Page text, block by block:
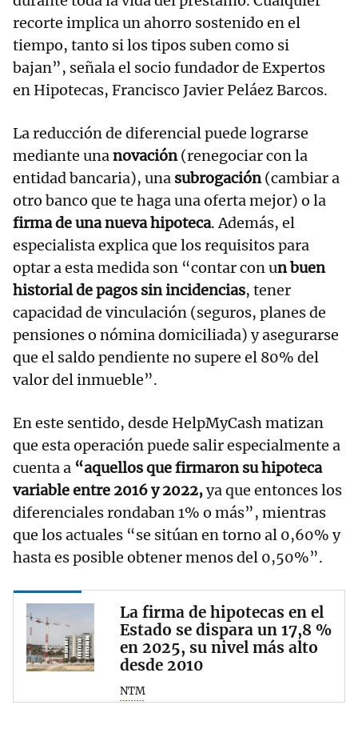
recorte implica un ahorro sostenido en el
tiempo, tanto si los tipos suben como si
bajan”, señala el socio fundador de Expertos
en Hipotecas, Francisco Javier Peláez Barcos.
La reducción de diferencial puede lograrse
mediante unanovación(renegociar con la
entidad bancaria), una subrogación(cambiar a
otro banco que te haga una oferta mejor) o la
firma de una nueva hipoteca. Además, el
especialista explica que los requisitos para
optar a esta medida son “contar con un buen
historial de pagos sin incidencias, tener
capacidad de vinculación (seguros, planes de
pensiones o nómina domiciliada) y asegurarse
que el saldo pendiente no supere el 80% del
valor del inmueble”.
En este sentido, desde HelpMyCash matizan
que esta operación puede salir especialmente a
cuenta a “aquellos que firmaron su hipoteca
variable entre 2016 y 2022,ya que entonces los
diferenciales rondaban 1% o más”, mientras
que los actuales “se sitúan en torno al 0,60% y
hasta es posible obtener menos del 0,50%”.
La firma de hipotecas en el
Estado se dispara un 17,8 %
en 2025, su nivel más alto
desde 2010
NTM